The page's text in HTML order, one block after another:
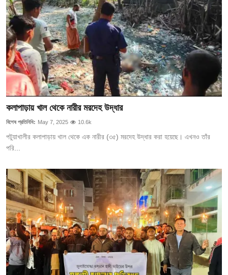
কলাপাড়ায় খাল থেকে নারীর মরদেহ উদ্ধার
বিশেষ প্রতিনিধি: May 7, 2025 10.6k
পটুয়াখালীর কলাপাড়ায় খাল থেকে এক নারীর (৩৫) মরদেহ উদ্ধার করা হয়েছে। এখনও তাঁর
পরি...